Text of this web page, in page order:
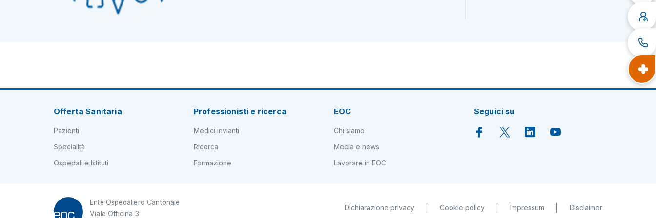
Offerta Sanitaria
Pazienti
Specialità
Ospedali e Istituti
Professionisti e ricerca
Medici invianti
Ricerca
Formazione
EOC
Chi siamo
Media e news
Lavorare in EOC
Seguici su
Ente Ospedaliero Cantonale
Viale Officina 3
Dichiarazione privacy Cookie policy Impressum Disclaimer